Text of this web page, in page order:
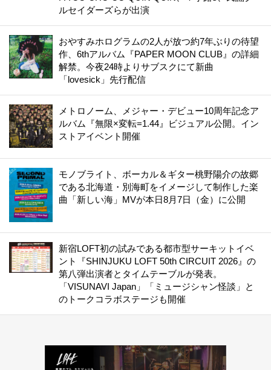
ルセイダーズらが出演
おやすみホログラムの2人が放つ約7年ぶりの待望
作、6thアルバム『PAPER MOON CLUB』の詳細
解禁。今夜24時よりサブスクにて新曲
「lovesick」先行配信
メトロノーム、メジャー・デビュー10周年記念ア
ルバム『無限×変転=1.44』ビジュアル公開。イン
ストアイベント開催
モノブライト、ボーカル＆ギター桃野陽介の故郷
である北海道・別海町をイメージして制作した楽
曲「新しい海」MVが本日8月7日（金）に公開
新宿LOFT初の試みである都市型サーキットイベ
ント『SHINJUKU LOFT 50th CIRCUIT 2026』の
第八弾出演者とタイムテーブルが発表。
「VISUNAVI Japan」「ミュージシャン怪談」と
のトークコラボステージも開催